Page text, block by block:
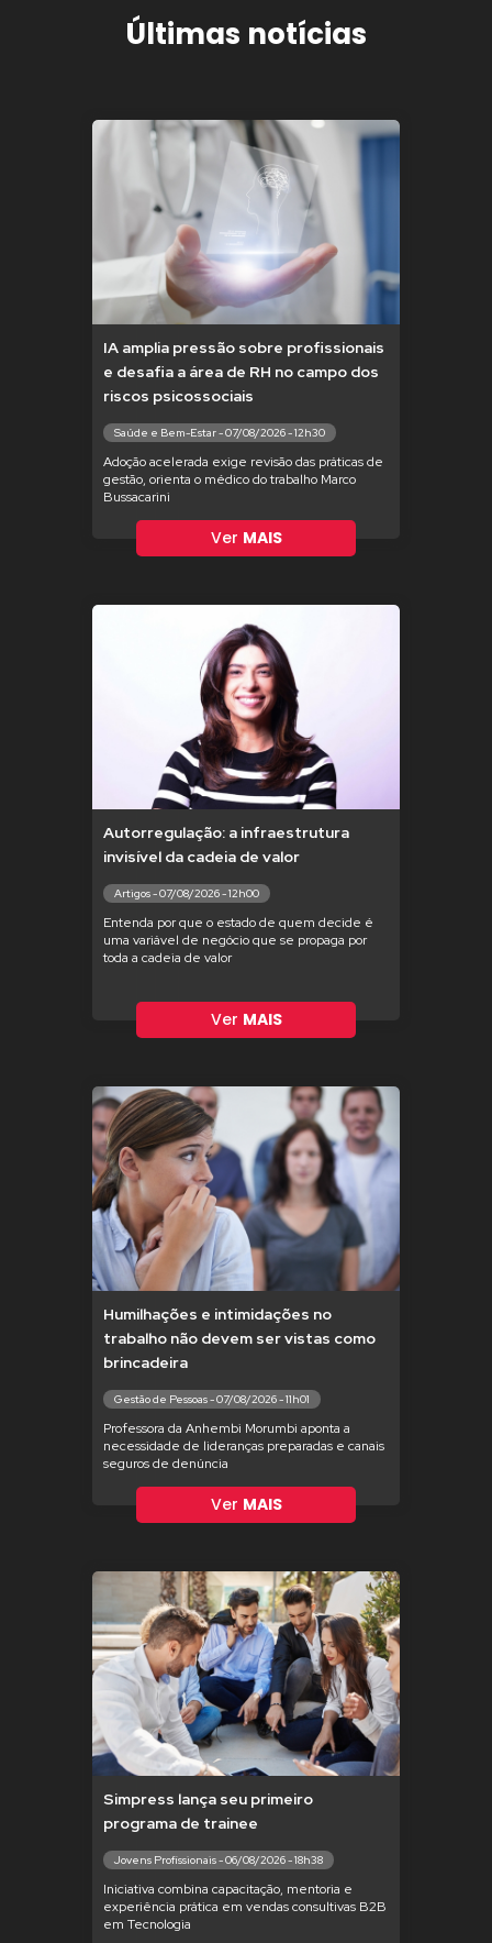
Últimas notícias
IA amplia pressão sobre profissionais
e desafia a área de RH no campo dos
riscos psicossociais
Saúde e Bem-Estar - 07/08/2026 - 12h30
Adoção acelerada exige revisão das práticas de
gestão, orienta o médico do trabalho Marco
Bussacarini
Ver MAIS
Autorregulação: a infraestrutura
invisível da cadeia de valor
Artigos - 07/08/2026 - 12h00
Entenda por que o estado de quem decide é
uma variável de negócio que se propaga por
toda a cadeia de valor
Ver MAIS
Humilhações e intimidações no
trabalho não devem ser vistas como
brincadeira
Gestão de Pessoas - 07/08/2026 - 11h01
Professora da Anhembi Morumbi aponta a
necessidade de lideranças preparadas e canais
seguros de denúncia
Ver MAIS
Simpress lança seu primeiro
programa de trainee
Jovens Profissionais - 06/08/2026 - 18h38
Iniciativa combina capacitação, mentoria e
experiência prática em vendas consultivas B2B
em Tecnologia